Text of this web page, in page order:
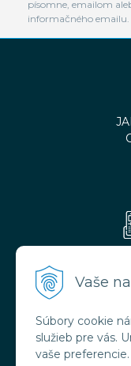
Vaše
Súbory cookie
služieb pre vás.
vaše preferencie.
písomne, emailom
informačného emailu.